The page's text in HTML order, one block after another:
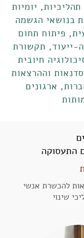
יומיות
בנושאי הגשמה
פיתוח תחום
ייעוד, תקשורת
חיובית
וההרצאות
ארגונים
התעסוקה
להכשרת אנשי
שינוי